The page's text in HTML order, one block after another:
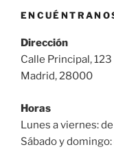
Dirección
Calle Principal, 123
Madrid, 28000
Horas
Lunes a viernes:
Sábado y domingo: